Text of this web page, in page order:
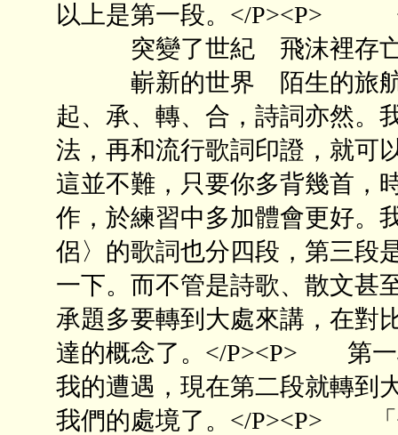
以上是第一段。</P><P>
突變了世紀 飛沫裡存
嶄新的世界 陌生的旅航
起、承、轉、合，詩詞亦然。
法，再和流行歌詞印證，就可
這並不難，只要你多背幾首，
作，於練習中多加體會更好
侶〉的歌詞也分四段，第三段
一下。而不管是詩歌、散文甚
承題多要轉到大處來講，在對
達的概念了。</P><P> 第一
我的遭遇，現在第二段就轉到
我們的處境了。</P><P> 「